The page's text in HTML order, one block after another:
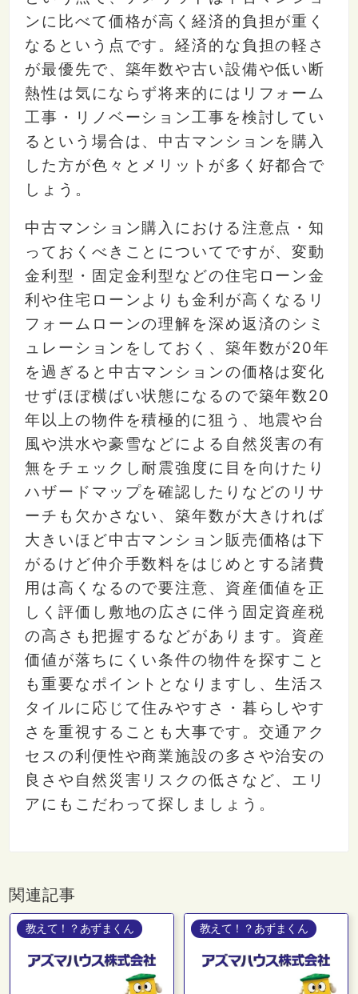
ンに比べて価格が高く経済的負担が重く
なるという点です。経済的な負担の軽さ
が最優先で、築年数や古い設備や低い断
熱性は気にならず将来的にはリフォーム
工事・リノベーション工事を検討してい
るという場合は、中古マンションを購入
した方が色々とメリットが多く好都合で
しょう。
中古マンション購入における注意点・知
っておくべきことについてですが、変動
金利型・固定金利型などの住宅ローン金
利や住宅ローンよりも金利が高くなるリ
フォームローンの理解を深め返済のシミ
ュレーションをしておく、築年数が20年
を過ぎると中古マンションの価格は変化
せずほぼ横ばい状態になるので築年数20
年以上の物件を積極的に狙う、地震や台
風や洪水や豪雪などによる自然災害の有
無をチェックし耐震強度に目を向けたり
ハザードマップを確認したりなどのリサ
ーチも欠かさない、築年数が大きければ
大きいほど中古マンション販売価格は下
がるけど仲介手数料をはじめとする諸費
用は高くなるので要注意、資産価値を正
しく評価し敷地の広さに伴う固定資産税
の高さも把握するなどがあります。資産
価値が落ちにくい条件の物件を探すこと
も重要なポイントとなりますし、生活ス
タイルに応じて住みやすさ・暮らしやす
さを重視することも大事です。交通アク
セスの利便性や商業施設の多さや治安の
良さや自然災害リスクの低さなど、エリ
アにもこだわって探しましょう。
関連記事
教えて！？あずまくん 教えて！？あずまくん